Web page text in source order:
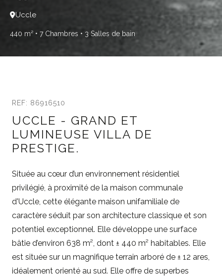
Uccle
440 m² • 7 Chambres • 3 Salles de bain
REF: 86916510
UCCLE - GRAND ET
LUMINEUSE VILLA DE
PRESTIGE.
Située au cœur d’un environnement résidentiel
privilégié, à proximité de la maison communale
d'Uccle, cette élégante maison unifamiliale de
caractère séduit par son architecture classique et son
potentiel exceptionnel. Elle développe une surface
bâtie d’environ 638 m², dont ± 440 m² habitables. Elle
est située sur un magnifique terrain arboré de ± 12 ares,
idéalement orienté au sud. Elle offre de superbes